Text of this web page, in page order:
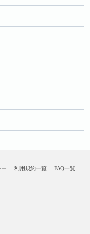
ー 利用規約一覧
FAQ一覧